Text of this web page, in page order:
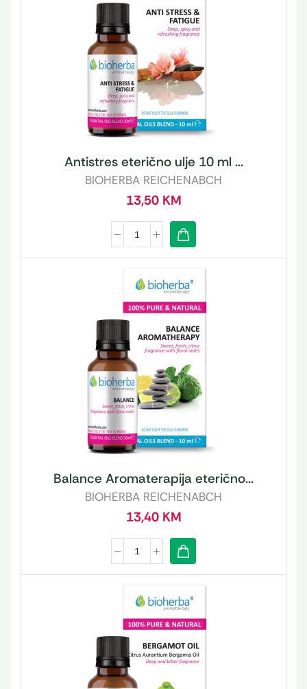
Antistres eterično ulje 10 ml ...
BIOHERBA REICHENABCH
13,50 KM
Balance Aromaterapija eterično...
BIOHERBA REICHENABCH
13,40 KM